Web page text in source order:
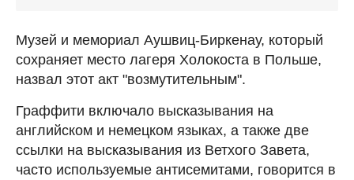
Музей и мемориал Аушвиц-Биркенау, который
сохраняет место лагеря Холокоста в Польше,
назвал этот акт "возмутительным".
Граффити включало высказывания на
английском и немецком языках, а также две
ссылки на высказывания из Ветхого Завета,
часто используемые антисемитами, говорится в